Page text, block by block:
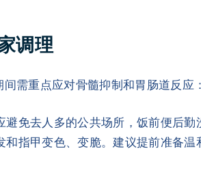
调理
需重点应对骨髓抑制和胃肠道反应：
免去人多的公共场所，饭前便后勤
和指甲变色、变脆。建议提前准备温